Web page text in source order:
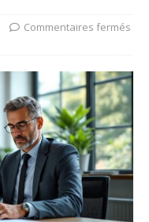
Commentaires fermés